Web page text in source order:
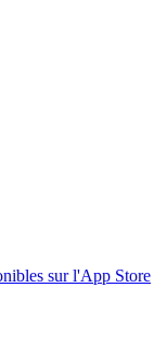
sur l'App Store